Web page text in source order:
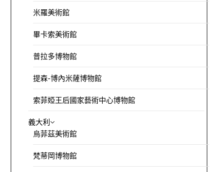
米羅美術館
畢卡索美術館
普拉多博物館
提森-博內米薩博物館
索菲婭王后國家藝術中心博物館
義大利
烏菲茲美術館
梵蒂岡博物館